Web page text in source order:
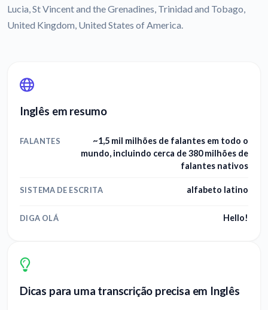
Lucia, St Vincent and the Grenadines, Trinidad and Tobago,
United Kingdom, United States of America.
Inglês em resumo
FALANTES
~1,5 mil milhões de falantes em todo o
mundo, incluindo cerca de 380 milhões de
falantes nativos
SISTEMA DE ESCRITA alfabeto latino
DIGA OLÁ Hello!
Dicas para uma transcrição precisa em Inglês